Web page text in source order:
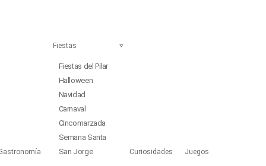
Fiestas
Fiestas del Pilar
Halloween
Navidad
Carnaval
Cincomarzada
Semana Santa
San Jorge
Curiosidades Juegos